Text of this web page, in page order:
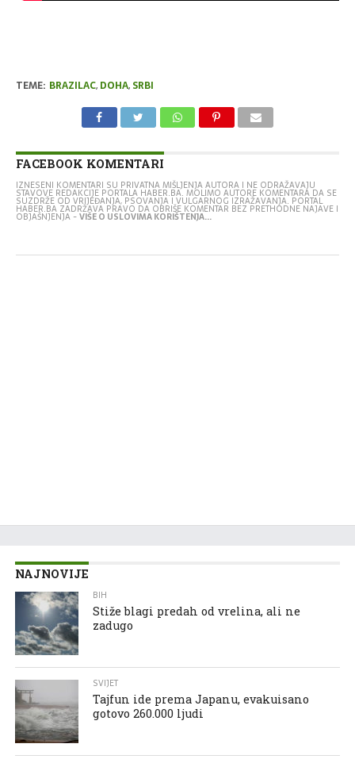
TEME: BRAZILAC, DOHA, SRBI
FACEBOOK KOMENTARI
IZNESENI KOMENTARI SU PRIVATNA MIŠLJENJA AUTORA I NE ODRAŽAVAJU
STAVOVE REDAKCIJE PORTALA HABER.BA. MOLIMO AUTORE KOMENTARA DA SE
SUZDRŽE OD VRIJEĐANJA, PSOVANJA I VULGARNOG IZRAŽAVANJA. PORTAL
HABER.BA ZADRŽAVA PRAVO DA OBRIŠE KOMENTAR BEZ PRETHODNE NAJAVE I
OBJAŠNJENJA -VIŠE O USLOVIMA KORIŠTENJA...
NAJNOVIJE
BIH
Stiže blagi predah od vrelina, ali ne
zadugo
SVIJET
Tajfun ide prema Japanu, evakuisano
gotovo 260.000 ljudi